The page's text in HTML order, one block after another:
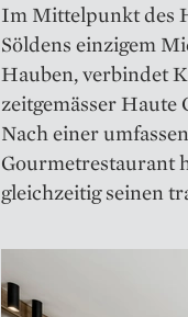
Im Mittelpunkt des
Söldens einzigem
Hauben, verbindet
zeitgemässer
Nach einer
Gourmetrestaurant
gleichzeitig seinen